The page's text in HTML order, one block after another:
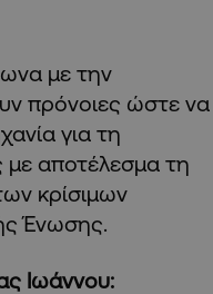
με την
πρόνοιες ώστε να
για τη
με αποτέλεσμα τη
κρίσιμων
Ένωσης.
Ιωάννου: